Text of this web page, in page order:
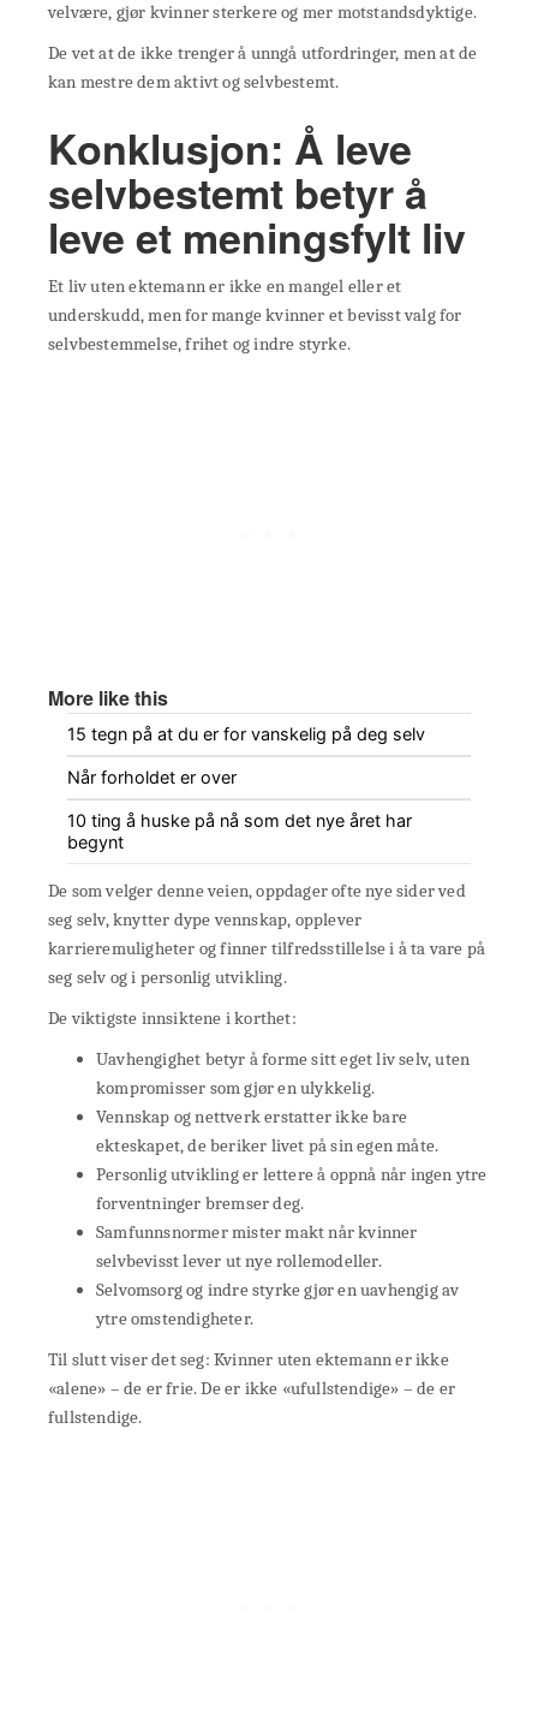
velvære, gjør kvinner sterkere og mer motstandsdyktige.
De vet at de ikke trenger å unngå utfordringer, men at de
kan mestre dem aktivt og selvbestemt.
Konklusjon: Å leve
selvbestemt betyr å
leve et meningsfylt liv
Et liv uten ektemann er ikke en mangel eller et
underskudd, men for mange kvinner et bevisst valg for
selvbestemmelse, frihet og indre styrke.
More like this
15 tegn på at du er for vanskelig på deg selv
Når forholdet er over
10 ting å huske på nå som det nye året har
begynt
De som velger denne veien, oppdager ofte nye sider ved
seg selv, knytter dype vennskap, opplever
karrieremuligheter og finner tilfredsstillelse i å ta vare på
seg selv og i personlig utvikling.
De viktigste innsiktene i korthet:
Uavhengighet betyr å forme sitt eget liv selv, uten
kompromisser som gjør en ulykkelig.
Vennskap og nettverk erstatter ikke bare
ekteskapet, de beriker livet på sin egen måte.
Personlig utvikling er lettere å oppnå når ingen ytre
forventninger bremser deg.
Samfunnsnormer mister makt når kvinner
selvbevisst lever ut nye rollemodeller.
Selvomsorg og indre styrke gjør en uavhengig av
ytre omstendigheter.
Til slutt viser det seg: Kvinner uten ektemann er ikke
«alene» – de er frie. De er ikke «ufullstendige» – de er
fullstendige.